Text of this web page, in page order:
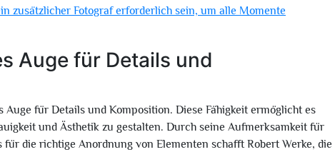
zusätzlicher Fotograf erforderlich sein, um alle Momente
Auge für Details und
für Details und Komposition. Diese Fähigkeit ermöglicht es
und Ästhetik zu gestalten. Durch seine Aufmerksamkeit für
die richtige Anordnung von Elementen schafft Robert Werke, die